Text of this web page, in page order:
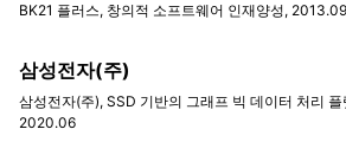
BK21 플러스, 창의적 소프트웨어 인재양성,
삼성전자(주)
삼성전자(주), SSD 기반의 그래프 빅 데이터 처리
2020.06